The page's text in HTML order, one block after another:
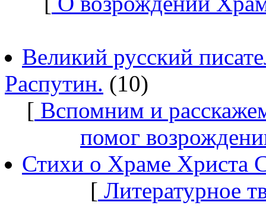
Великий русский
Распутин. (10)
[ Вспомним и
помог
Стихи о Храме Христа
[ Литературное